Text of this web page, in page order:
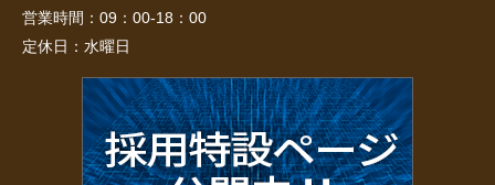
営業時間： 09：00-18：00
定休日： 水曜日